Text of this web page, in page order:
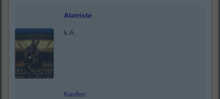
Alatriste
k.A.
Kaufen